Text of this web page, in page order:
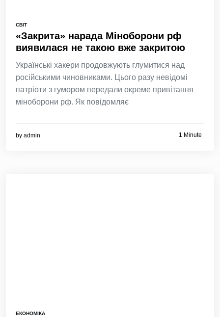
СВІТ
«Закрита» нарада Міноборони рф
виявилася не такою вже закритою
Українські хакери продовжують глумитися над
російськими чиновниками. Цього разу невідомі
патріоти з гумором передали окреме привітання
міноборони рф. Як повідомляє
by admin 1 Minute
ЕКОНОМІКА